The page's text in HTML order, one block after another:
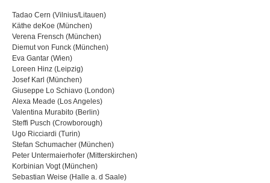
Shop Kunstraum
Tadao Cern (Vilnius/Litauen)
Käthe deKoe (Mün­chen)
Verena Frensch (Mün­chen)
Die­mut von Funck (Mün­chen)
Eva Gantar (Wien)
Loreen Hinz (Leip­zig)
Josef Karl (Mün­chen)
Giu­seppe Lo Schiavo (Lon­don)
Alexa Meade (Los Ange­les)
Valen­tina Mura­b­ito (Ber­lin)
Steffi Pusch (Crow­bo­rough)
Ugo Ric­ci­ardi (Turin)
Ste­fan Schu­ma­cher (Mün­chen)
Peter Unter­mai­er­ho­fer (Mit­ters­kir­chen)
Kor­bi­nian Vogt (Mün­chen)
Sebas­tian Weise (Halle a. d Saale)